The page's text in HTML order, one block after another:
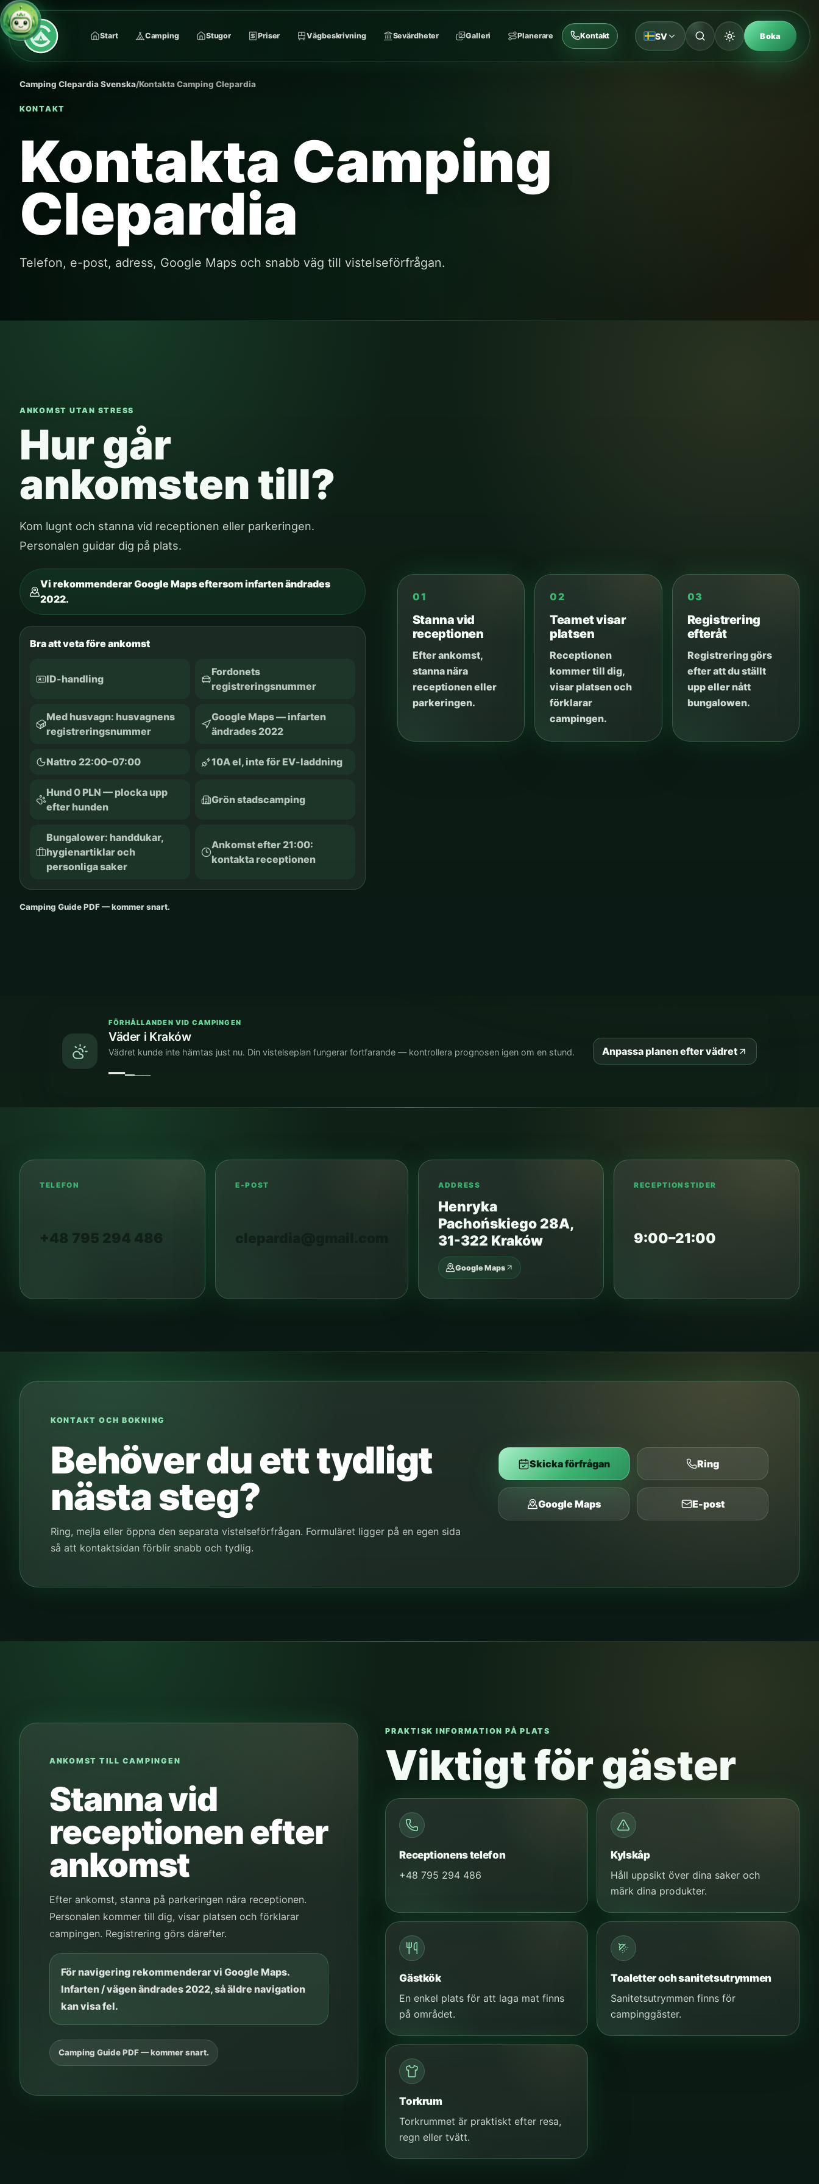
Start Camping Stugor Priser Vägbeskrivning Sevärdheter Galleri Planerare Kontakt SV Boka
Camping Clepardia Svenska/Kontakta Camping Clepardia
KONTAKT
Kontakta Camping
Clepardia
Telefon, e-post, adress, Google Maps och snabb väg till vistelseförfrågan.
ANKOMST UTAN STRESS
Hur går
ankomsten till?
Kom lugnt och stanna vid receptionen eller parkeringen.
Personalen guidar dig på plats.
Vi rekommenderar Google Maps eftersom infarten ändrades
2022.
Bra att veta före ankomst
ID-handling
Fordonets
registreringsnummer
Med husvagn: husvagnens
registreringsnummer
Google Maps — infarten
ändrades 2022
Nattro 22:00–07:00 10A el, inte för EV-laddning
Hund 0 PLN — plocka upp
efter hunden
Grön stadscamping
Bungalower: handdukar,
hygienartiklar och
personliga saker
Ankomst efter 21:00:
kontakta receptionen
Camping Guide PDF — kommer snart.
01
Stanna vid
receptionen
Efter ankomst,
stanna nära
receptionen eller
parkeringen.
02
Teamet visar
platsen
Receptionen
kommer till dig,
visar platsen och
förklarar
campingen.
03
Registrering
efteråt
Registrering görs
efter att du ställt
upp eller nått
bungalowen.
FÖRHÅLLANDEN VID CAMPINGEN
Väder i Kraków
Vädret kunde inte hämtas just nu. Din vistelseplan fungerar fortfarande — kontrollera prognosen igen om en stund.
————
Anpassa planen efter vädret
TELEFON
+48 795 294 486
E-POST ADDRESS
Henryka
Pachońskiego 28A,
31-322 Kraków
Google Maps
RECEPTIONSTIDER
9:00–21:00
KONTAKT OCH BOKNING
Behöver du ett tydligt
nästa steg?
Ring, mejla eller öppna den separata vistelseförfrågan. Formuläret ligger på en egen sida
så att kontaktsidan förblir snabb och tydlig.
Skicka förfrågan Ring
Google Maps E-post
ANKOMST TILL CAMPINGEN
Stanna vid
receptionen efter
ankomst
Efter ankomst, stanna på parkeringen nära receptionen.
Personalen kommer till dig, visar platsen och förklarar
campingen. Registrering görs därefter.
För navigering rekommenderar vi Google Maps.
Infarten / vägen ändrades 2022, så äldre navigation
kan visa fel.
Camping Guide PDF — kommer snart.
PRAKTISK INFORMATION PÅ PLATS
Viktigt för gäster
Receptionens telefon
+48 795 294 486
Kylskåp
Håll uppsikt över dina saker och
märk dina produkter.
Gästkök
En enkel plats för att laga mat finns
på området.
Toaletter och sanitetsutrymmen
Sanitetsutrymmen finns för
campinggäster.
Torkrum
Torkrummet är praktiskt efter resa,
regn eller tvätt.